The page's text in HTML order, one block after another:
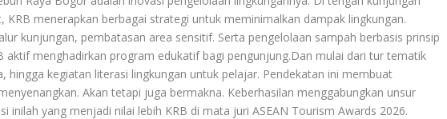
menerapkan berbagai strategi untuk meminimalkan dampak lingkungan.
kunjungan, pembatasan area sensitif. Serta pengelolaan sampah berbasis prinsip
aktif menghadirkan program edukatif bagi pengunjung.Dan mulai dari tur tematik
hingga kegiatan literasi lingkungan untuk pelajar. Pendekatan ini membuat
Akan tetapi juga bermakna. Keberhasilan menggabungkan unsur
inilah yang menjadi nilai lebih KRB di mata juri ASEAN Tourism Awards 2026.